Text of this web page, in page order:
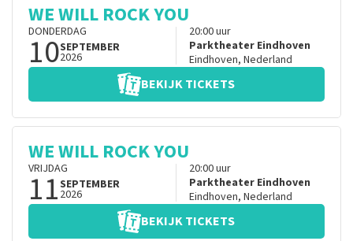
WE WILL ROCK YOU
DONDERDAG
10SEPTEMBER
2026
20:00uur
Parktheater Eindhoven
Eindhoven, Nederland
BEKIJK TICKETS
WE WILL ROCK YOU
VRIJDAG
11SEPTEMBER
2026
20:00uur
Parktheater Eindhoven
Eindhoven, Nederland
BEKIJK TICKETS